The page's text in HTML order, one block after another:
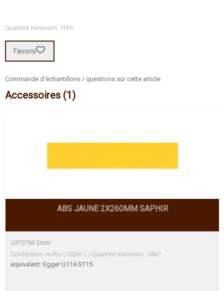
Accessoires (1)
ABS JAUNE 2X260MM SAPHIR
U3131M 2mm
Confection: m/Ro (100m¹) / Quantité minimum: 10m¹
équivalent: Egger U114 ST15
Quantité minimum: 10Pc
Favoris
Commande d'échantillons / questions sur cette article